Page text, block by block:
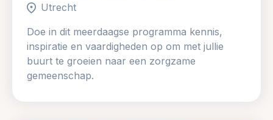
Utrecht
Doe in dit meerdaagse programma kennis,
inspiratie en vaardigheden op om met jullie
buurt te groeien naar een zorgzame
gemeenschap.